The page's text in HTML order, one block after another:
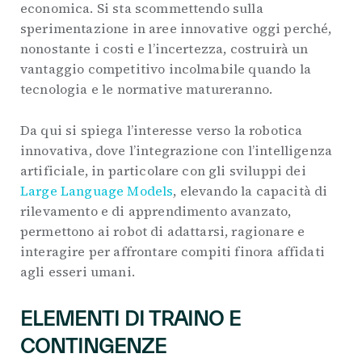
economica. Si sta scommettendo sulla
sperimentazione in aree innovative oggi perché,
nonostante i costi e l’incertezza, costruirà un
vantaggio competitivo incolmabile quando la
tecnologia e le normative matureranno.
Da qui si spiega l’interesse verso la robotica
innovativa, dove l’integrazione con l’intelligenza
artificiale, in particolare con gli sviluppi dei
Large Language Models, elevando la capacità di
rilevamento e di apprendimento avanzato,
permettono ai robot di adattarsi, ragionare e
interagire per affrontare compiti finora affidati
agli esseri umani.
ELEMENTI DI TRAINO E
CONTINGENZE